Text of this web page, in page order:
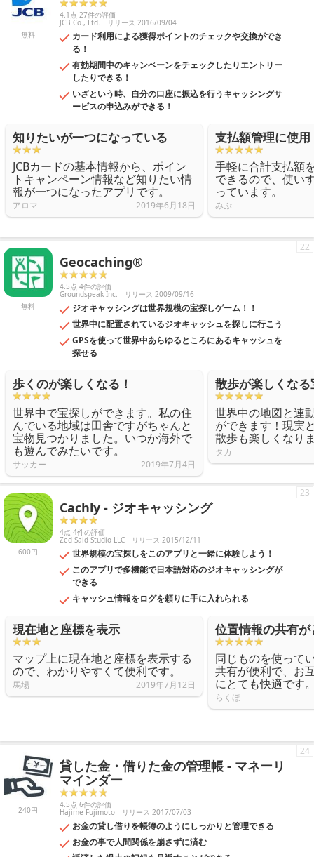
無料
4.1点 27件の評価
JCB Co., Ltd. リリース 2016/09/04
カード利用による獲得ポイントのチェックや交換ができ
る！
有効期間中のキャンペーンをチェックしたりエントリー
したりできる！
いざという時、自分の口座に振込を行うキャッシングサ
ービスの申込みができる！
知りたいが一つになっている
JCBカードの基本情報から、ポイン
トキャンペーン情報など知りたい情
報が一つになったアプリです。
アロマ 2019年6月18日
支払額管理に使用
手軽に合計支払額
できるので、使い
っています。
みぷ
無料
Geocaching®
4.5点 4件の評価
Groundspeak Inc. リリース 2009/09/16
ジオキャッシングは世界規模の宝探しゲーム！！
世界中に配置されているジオキャッシュを探しに行こう
GPSを使って世界中あらゆるところにあるキャッシュを
探せる
22
歩くのが楽しくなる！
世界中で宝探しができます。私の住
んでいる地域は田舎ですがちゃんと
宝物見つかりました。いつか海外で
も遊んでみたいです。
サッカー 2019年7月4日
散歩が楽しくな
世界中の地図と連
ができます！現実
散歩も楽しくなり
タカ
600円
Cachly - ジオキャッシング
4点 4件の評価
Zed Said Studio LLC リリース 2015/12/11
世界規模の宝探しをこのアプリと一緒に体験しよう！
このアプリで多機能で日本語対応のジオキャッシングが
できる
キャッシュ情報をログを頼りに手に入れられる
23
現在地と座標を表示
マップ上に現在地と座標を表示する
ので、わかりやすくて便利です。
馬場 2019年7月12日
位置情報の共有
同じものを使って
共有が便利で、お
にとても快適です
らくほ
240円
貸した金・借りた金の管理帳 - マネーリ
マインダー
4.5点 6件の評価
Hajime Fujimoto リリース 2017/07/03
お金の貸し借りを帳簿のようにしっかりと管理できる
お金の事で人間関係を崩さずに済む
24